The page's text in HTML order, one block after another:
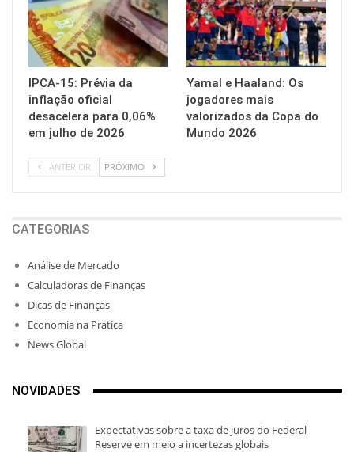
IPCA-15: Prévia da
inflação oficial
desacelera para 0,06%
em julho de 2026
Yamal e Haaland: Os
jogadores mais
valorizados da Copa do
Mundo 2026
ANTERIOR PRÓXIMO
CATEGORIAS
Análise de Mercado
Calculadoras de Finanças
Dicas de Finanças
Economia na Prática
News Global
NOVIDADES
Expectativas sobre a taxa de juros do Federal
Reserve em meio a incertezas globais